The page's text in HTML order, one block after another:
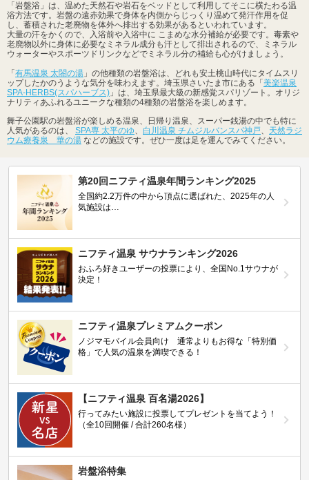
「岩盤浴」は、温めた天然石や岩石をベッドとして利用してそこに横たわる温
浴方法です。岩盤の遠赤効果で身体を内側からじっくり温めて発汗作用を促
し、蓄積された老廃物を体外へ排出する効果があるといわれています。
大量の汗をかくので、入浴前や入浴中に こまめな水分補給が必要です。毒素や
老廃物以外に身体に必要なミネラル成分も汗として排出されるので、ミネラル
ウォーターやスポーツドリンクなどでミネラル分の補給も心がけましょう。
「 有馬温泉 太閤の湯 」の他種類の岩盤浴は、どれも安土桃山時代にタイムスリ
ップしたかのうような気分を味わえます。埼玉県さいたま市にある「 美楽温泉
SPA-HERBS(スパハーブス) 」は、埼玉県最大級の新感覚スパリゾート。オリジ
ナリティあふれるユニークな種類の4種類の岩盤浴を楽しめます。
舞子公園駅の岩盤浴が楽しめる温泉、日帰り温泉、スーパー銭湯の中でも特に
人気があるのは、 SPA専 太平のゆ、 白川温泉 チムジルバンスパ神戸、 天然ラジ
ウム療養泉 華の湯 などの施設です。ぜひ一度は足を運んでみてください。
第20回ニフティ温泉年間ランキング2025
全国約2.2万件の中から頂点に選ばれた、2025年の人
気施設は…
ニフティ温泉 サウナランキング2026
おふろ好きユーザーの投票により、全国No.1サウナが
決定！
ニフティ温泉プレミアムクーポン
ノジマモバイル会員向け 通常よりもお得な「特別価
格」で人気の温泉を満喫できる！
【ニフティ温泉 百名湯2026】
行ってみたい施設に投票してプレゼントを当てよう！
（全10回開催 / 合計260名様）
岩盤浴特集